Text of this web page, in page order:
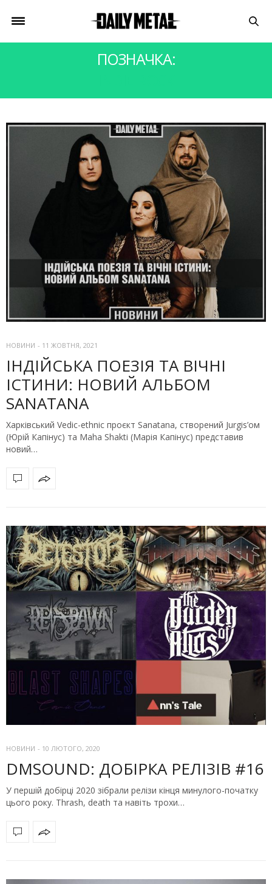
ПОЗНАЧКА:
НОВИНИ - 11 ЖОВТНЯ, 2021
ІНДІЙСЬКА ПОЕЗІЯ ТА ВІЧНІ
ІСТИНИ: НОВИЙ АЛЬБОМ
SANATANA
Харківський Vedic-ethnic проєкт Sanatana, створений Jurgis’ом
(Юрій Капінус) та Maha Shakti (Марія Капінус) представив
новий…
НОВИНИ - 10 ЛЮТОГО, 2020
DMSOUND: ДОБІРКА РЕЛІЗІВ #16
У першій добірці 2020 зібрали релізи кінця минулого-початку
цього року. Thrash, death та навіть трохи…